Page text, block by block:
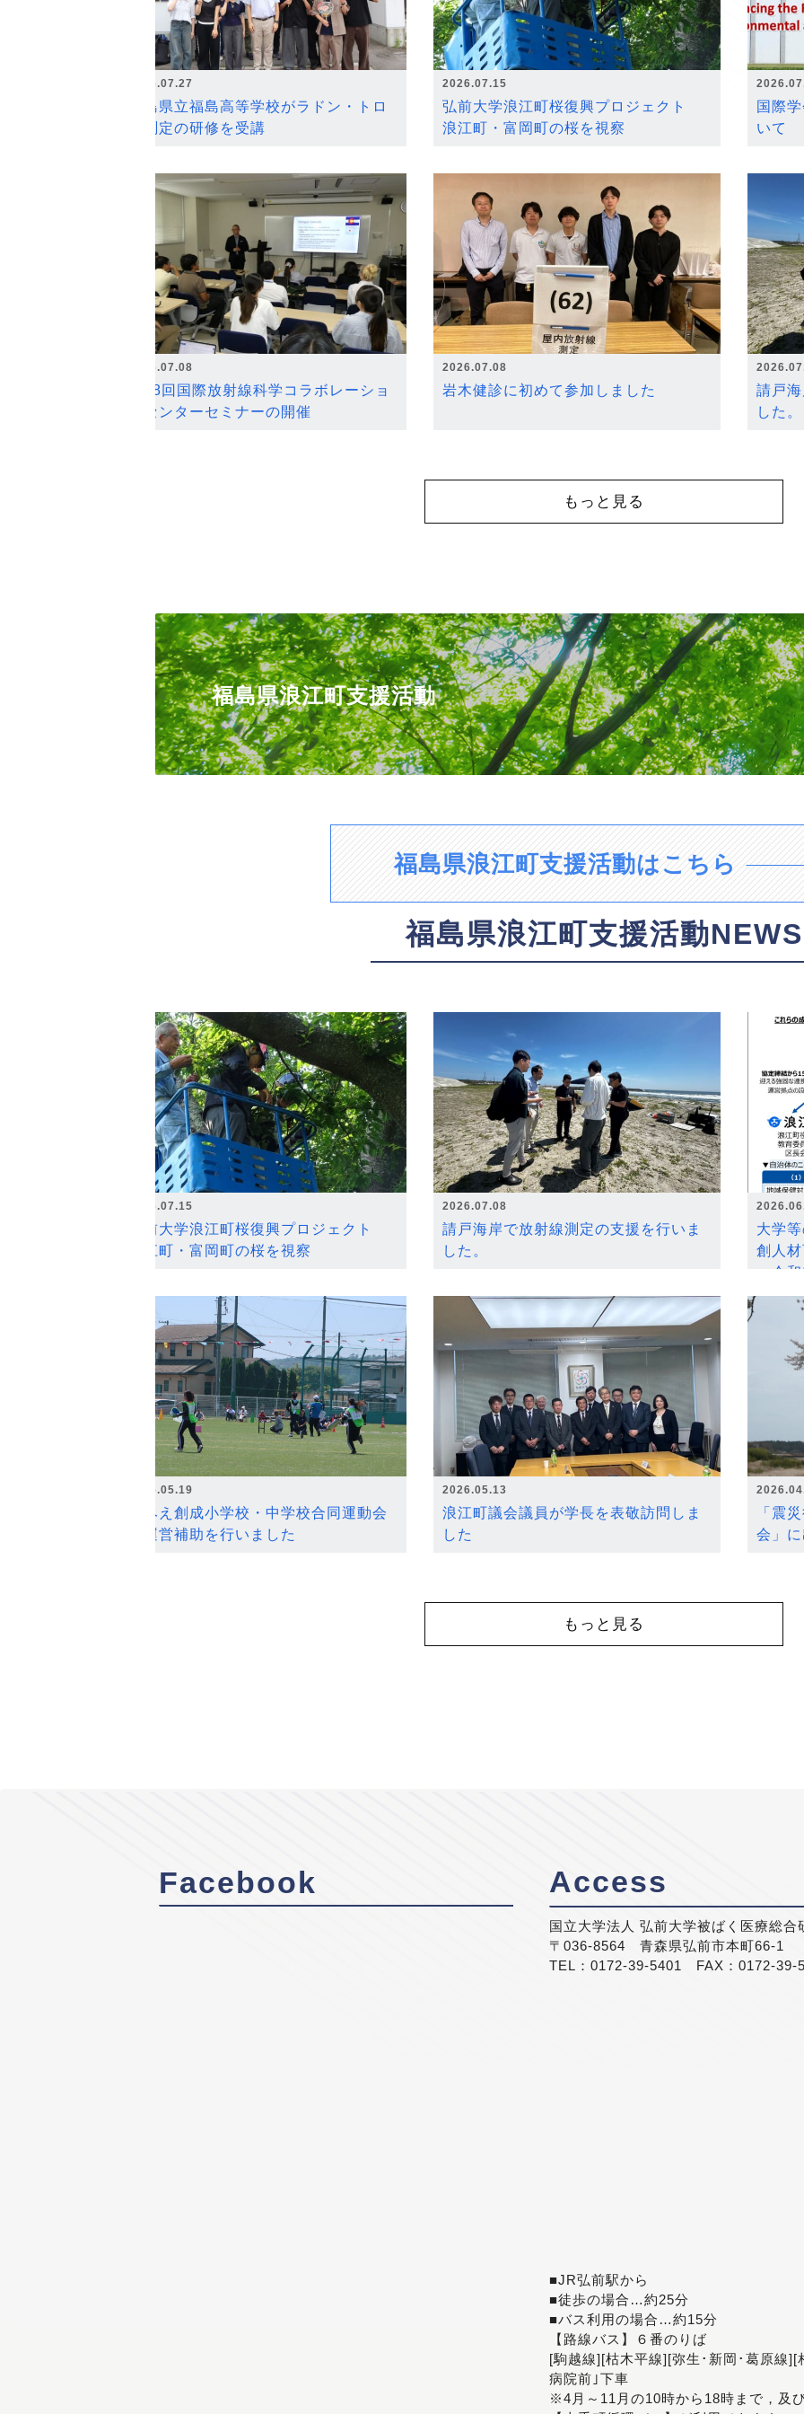
2026.07.27
福島県立福島高等学校がラドン・トロ
ン測定の研修を受講
2026.07.15
弘前大学浪江町桜復興プロジェクト
浪江町・富岡町の桜を視察
国際
いて
2026.07.08
第18回国際放射線科学コラボレーショ
ンセンターセミナーの開催
2026.07.08
岩木健診に初めて参加しました
請戸
した。
もっと見る
福島県浪江町支援活動
福島県浪江町支援活動はこちら
福島県浪江町支援活動NEWS
2026.07.15
弘前大学浪江町桜復興プロジェクト
浪江町・富岡町の桜を視察
2026.07.08
請戸海岸で放射線測定の支援を行いま
した。
大学
創人
～令
2026.05.19
なみえ創成小学校・中学校合同運動会
の運営補助を行いました
2026.05.13
浪江町議会議員が学長を表敬訪問しま
した
「震
会」
もっと見る
Facebook Access
国立大学法人 弘前大学被ばく医療総合
〒036-8564 青森県弘前市本町66-1
TEL：0172-39-5401 FAX：0172-39-
■JR弘前駅から
■徒歩の場合…約25分
■バス利用の場合…約15分
【路線バス】６番のりば
[駒越線][枯木平線][弥生･新岡･葛原線
病院前｣下車
※4月～11月の10時から18時まで，及